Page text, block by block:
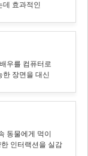
데 효과적인
우를 컴퓨터로
장면을 대신
동물에게 먹이
인터랙션을 실감